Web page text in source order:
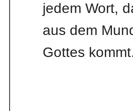
jedem Wort,
aus dem
Gottes